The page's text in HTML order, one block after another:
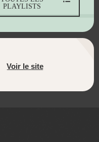
PLAYLISTS
Voir le site